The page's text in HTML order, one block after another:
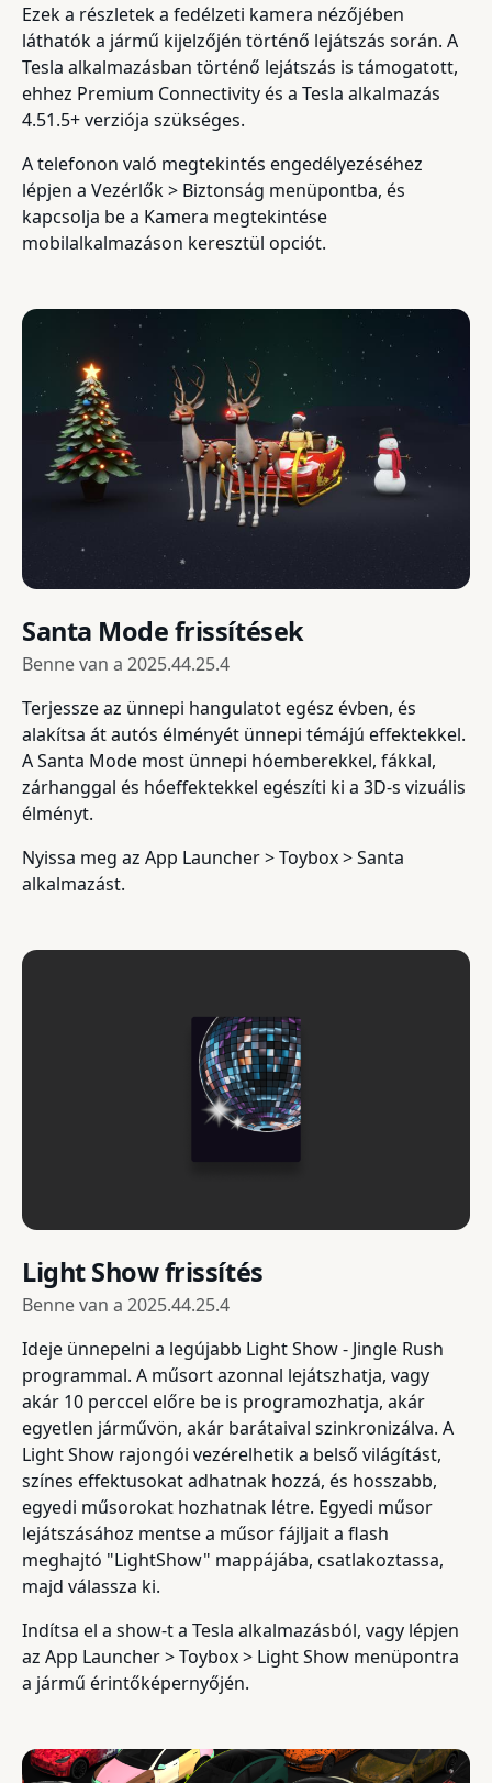
Ezek a részletek a fedélzeti kamera nézőjében
láthatók a jármű kijelzőjén történő lejátszás során. A
Tesla alkalmazásban történő lejátszás is támogatott,
ehhez Premium Connectivity és a Tesla alkalmazás
4.51.5+ verziója szükséges.
A telefonon való megtekintés engedélyezéséhez
lépjen a Vezérlők > Biztonság menüpontba, és
kapcsolja be a Kamera megtekintése
mobilalkalmazáson keresztül opciót.
Santa Mode frissítések
Benne van a 2025.44.25.4
Terjessze az ünnepi hangulatot egész évben, és
alakítsa át autós élményét ünnepi témájú effektekkel.
A Santa Mode most ünnepi hóemberekkel, fákkal,
zárhanggal és hóeffektekkel egészíti ki a 3D-s vizuális
élményt.
Nyissa meg az App Launcher > Toybox > Santa
alkalmazást.
Light Show frissítés
Benne van a 2025.44.25.4
Ideje ünnepelni a legújabb Light Show - Jingle Rush
programmal. A műsort azonnal lejátszhatja, vagy
akár 10 perccel előre be is programozhatja, akár
egyetlen járművön, akár barátaival szinkronizálva. A
Light Show rajongói vezérelhetik a belső világítást,
színes effektusokat adhatnak hozzá, és hosszabb,
egyedi műsorokat hozhatnak létre. Egyedi műsor
lejátszásához mentse a műsor fájljait a flash
meghajtó "LightShow" mappájába, csatlakoztassa,
majd válassza ki.
Indítsa el a show-t a Tesla alkalmazásból, vagy lépjen
az App Launcher > Toybox > Light Show menüpontra
a jármű érintőképernyőjén.